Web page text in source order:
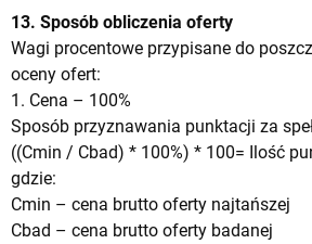
13. Sposób obliczenia oferty
Wagi procentowe przypisane do
oceny ofert:
1. Cena – 100%
Sposób przyznawania punktacji za
((Cmin / Cbad) * 100%) * 100= Ilość
gdzie:
Cmin – cena brutto oferty najtańszej
Cbad – cena brutto oferty badanej